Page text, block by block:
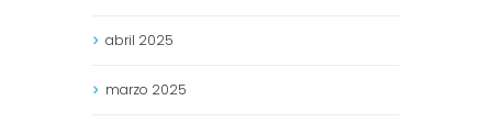
abril 2025
marzo 2025